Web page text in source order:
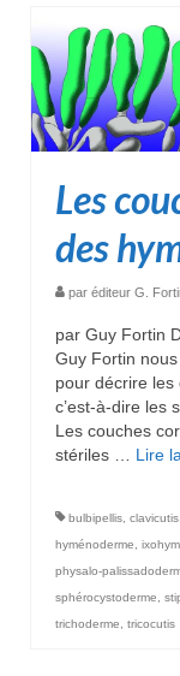
Les
des
par éditeur G.
par Guy Fortin
Guy Fortin
pour décrire les
c’est-à-dire les
Les couches
stériles … Lire
bulbipellis clavicutis
hyménoderme
physalo-
sphérocystoderme
trichoderme
tricocutis